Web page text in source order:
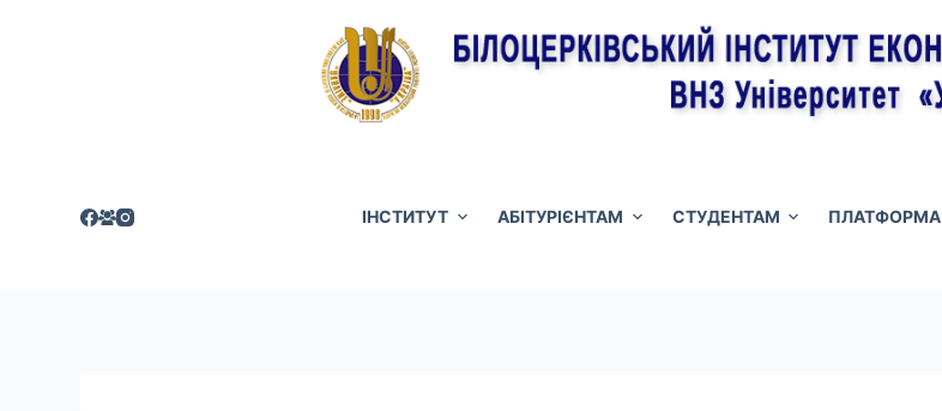
ІНСТИТУТ АБІТУРІЄНТАМ СТУДЕНТАМ ПЛАТФОРМА